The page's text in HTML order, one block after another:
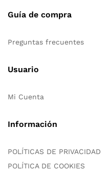
Guía de compra
Preguntas frecuentes
Usuario
Mi Cuenta
Información
POLÍTICAS DE PRIVACIDAD
POLÍTICA DE COOKIES